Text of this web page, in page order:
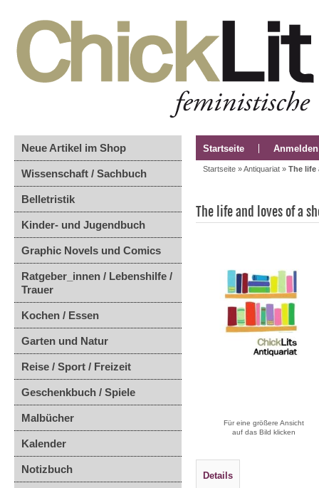
Neue Artikel im Shop
Wissenschaft / Sachbuch
Belletristik
Kinder- und Jugendbuch
Graphic Novels und Comics
Ratgeber_innen / Lebenshilfe /
Trauer
Kochen / Essen
Garten und Natur
Reise / Sport / Freizeit
Geschenkbuch / Spiele
Malbücher
Kalender
Notizbuch
Startseite Anmelden
Startseite »Antiquariat » The life
The life and loves of a
Für eine größere Ansicht
auf das Bild klicken
Details